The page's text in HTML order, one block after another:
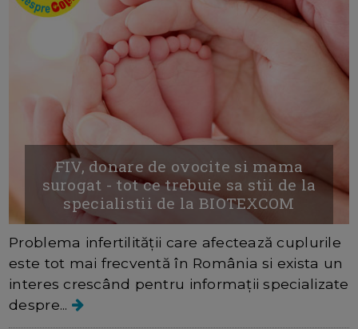
FIV, donare de ovocite si mama
surogat - tot ce trebuie sa stii de la
specialistii de la BIOTEXCOM
Problema infertilității care afectează cuplurile
este tot mai frecventă în România si exista un
interes crescând pentru informații specializate
despre...